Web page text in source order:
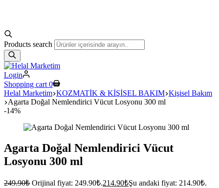
Products search
Login
Shopping cart 0
Helal Marketim KOZMATİK & KİŞİSEL BAKIM Kişisel Bakım
Agarta Doğal Nemlendirici Vücut Losyonu 300 ml
-14%
Agarta Doğal Nemlendirici Vücut
Losyonu 300 ml
249.90₺ Orijinal fiyat: 249.90₺.214.90₺Şu andaki fiyat: 214.90₺.